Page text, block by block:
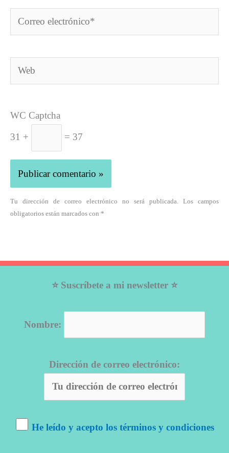
Correo
electrónico*
Web
WC Captcha
31 +
= 37
Tu dirección de correo electrónico no será publicada. Los campos
obligatorios están marcados con *
⭐ Suscríbete a mi newsletter ⭐
Nombre:
Dirección de correo electrónico:
He leído y acepto los términos y condiciones